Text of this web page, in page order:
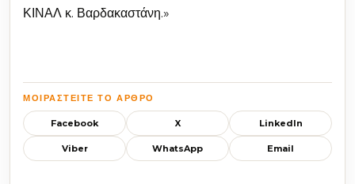
ΚΙΝΑΛ κ. Βαρδακαστάνη.»
ΜΟΙΡΑΣΤΕΊΤΕ ΤΟ ΆΡΘΡΟ
Facebook X LinkedIn
Viber WhatsApp Email